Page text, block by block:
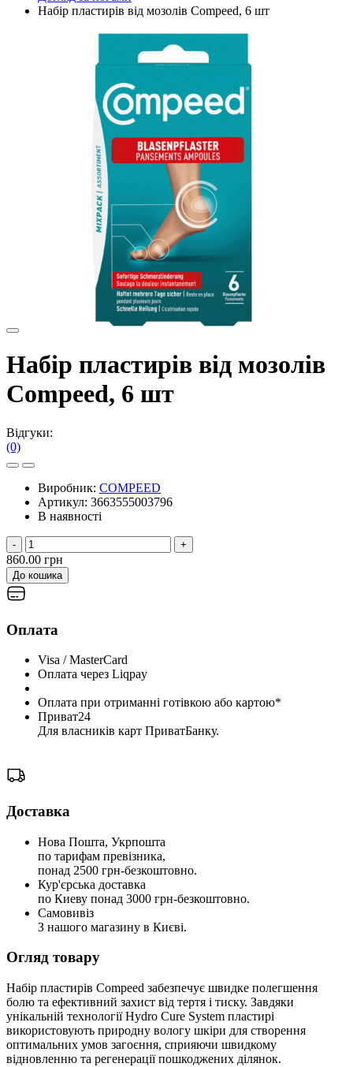
Набір пластирів від мозолів Compeed, 6 шт
Набір пластирів від мозолів
Compeed, 6 шт
Відгуки:
(0)
Виробник: COMPEED
Артикул: 3663555003796
В наявності
- +
860.00 грн
До кошика
Оплата
Visa / MasterCard
Оплата через Liqpay
Оплата при отриманні готівкою або картою*
Приват24
Для власників карт ПриватБанку.
Доставка
Нова Пошта, Укрпошта
по тарифам превізника,
понад 2500 грн-безкоштовно.
Кур'єрська доставка
по Киеву понад 3000 грн-безкоштовно.
Самовивіз
З нашого магазину в Києві.
Огляд товару
Набір пластирів Compeed забезпечує швидке полегшення
болю та ефективний захист від тертя і тиску. Завдяки
унікальній технології Hydro Cure System пластирі
використовують природну вологу шкіри для створення
оптимальних умов загоєння, сприяючи швидкому
відновленню та регенерації пошкоджених ділянок.